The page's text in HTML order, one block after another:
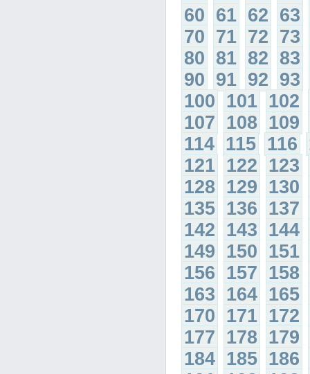
60 61 62 63
70 71 72 73
80 81 82 83
90 91 92 93
100 101 102
107 108 109
114 115 116
121 122 123
128 129 130
135 136 137
142 143 144
149 150 151
156 157 158
163 164 165
170 171 172
177 178 179
184 185 186